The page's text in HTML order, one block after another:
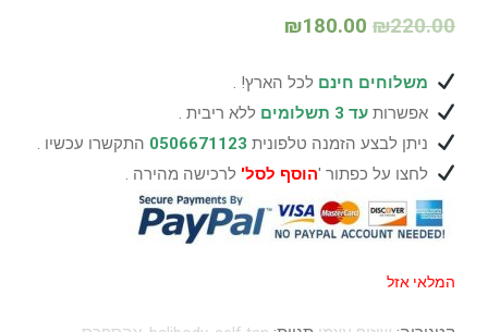
₪220.00
₪180.00
משלוחים חינם לכל הארץ! .
אפשרותעד 3 תשלומים
ללא ריבית .
ניתן לבצע הזמנה טלפונית 0506671123 התקשרו עכשיו .
לחצו על כפתור 'הוסף לסל' לרכישה מהירה .
המלאי אזל